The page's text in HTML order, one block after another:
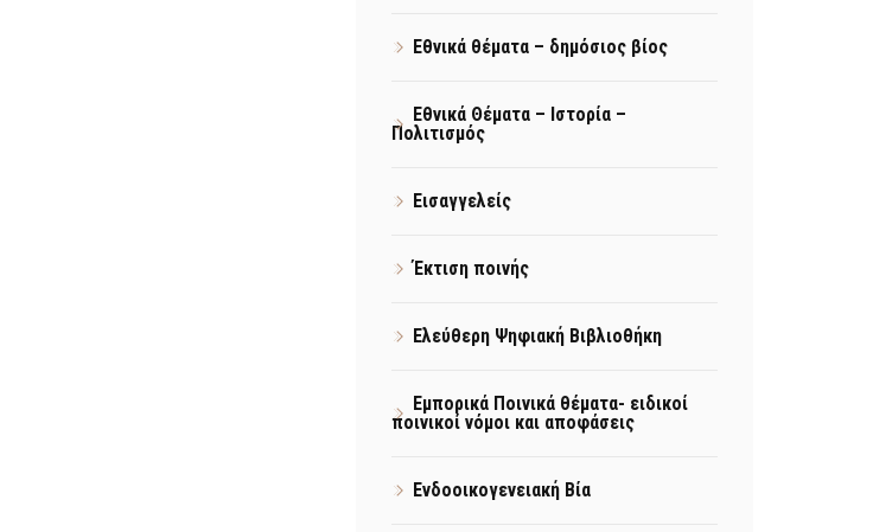
Εθνικά θέματα – δημόσιος βίος
Εθνικά Θέματα – Ιστορία –
Πολιτισμός
Εισαγγελείς
Έκτιση ποινής
Ελεύθερη Ψηφιακή Βιβλιοθήκη
Εμπορικά Ποινικά θέματα- ειδικοί
ποινικοί νόμοι και αποφάσεις
Ενδοοικογενειακή Βία